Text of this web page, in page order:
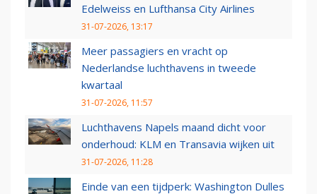
Edelweiss en Lufthansa City Airlines
31-07-2026, 13:17
Meer passagiers en vracht op
Nederlandse luchthavens in tweede
kwartaal
31-07-2026, 11:57
Luchthavens Napels maand dicht voor
onderhoud: KLM en Transavia wijken uit
31-07-2026, 11:28
Einde van een tijdperk: Washington Dulles